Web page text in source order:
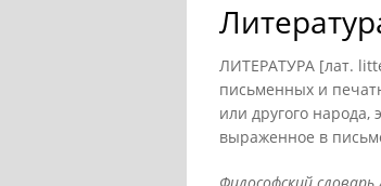
ЛИТЕРАТУРА [лат.
письменных и
или другого народа,
выраженное в